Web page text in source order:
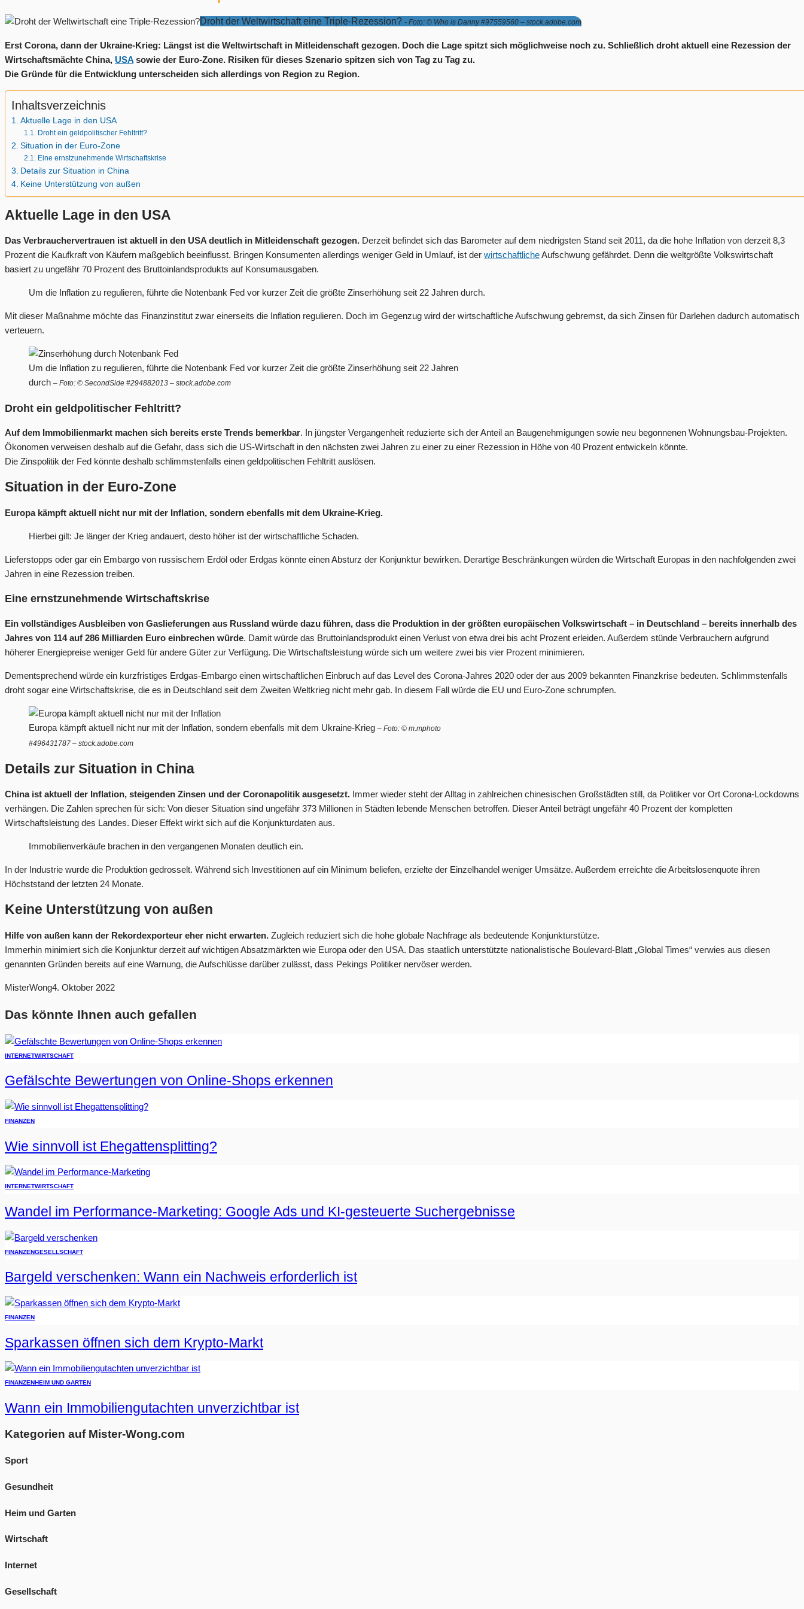
Droht der Weltwirtschaft eine Triple-Rezession? - Foto: © Who is Danny #97559560 – stock.adobe.com
Erst Corona, dann der Ukraine-Krieg: Längst ist die Weltwirtschaft in Mitleidenschaft gezogen. Doch die Lage spitzt sich möglichweise noch zu. Schließlich droht aktuell eine Rezession der
Wirtschaftsmächte China, USA sowie der Euro-Zone. Risiken für dieses Szenario spitzen sich von Tag zu Tag zu.
Die Gründe für die Entwicklung unterscheiden sich allerdings von Region zu Region.
Inhaltsverzeichnis
Aktuelle Lage in den USA
Droht ein geldpolitischer Fehltritt?
Situation in der Euro-Zone
Eine ernstzunehmende Wirtschaftskrise
Details zur Situation in China
Keine Unterstützung von außen
Aktuelle Lage in den USA
Das Verbrauchervertrauen ist aktuell in den USA deutlich in Mitleidenschaft gezogen. Derzeit befindet sich das Barometer auf dem niedrigsten Stand seit 2011, da die hohe Inflation von derzeit 8,3
Prozent die Kaufkraft von Käufern maßgeblich beeinflusst. Bringen Konsumenten allerdings weniger Geld in Umlauf, ist der wirtschaftlicheAufschwung gefährdet. Denn die weltgrößte Volkswirtschaft
basiert zu ungefähr 70 Prozent des Bruttoinlandsprodukts auf Konsumausgaben.
Um die Inflation zu regulieren, führte die Notenbank Fed vor kurzer Zeit die größte Zinserhöhung seit 22 Jahren durch.
Mit dieser Maßnahme möchte das Finanzinstitut zwar einerseits die Inflation regulieren. Doch im Gegenzug wird der wirtschaftliche Aufschwung gebremst, da sich Zinsen für Darlehen dadurch automatisch
verteuern.
Um die Inflation zu regulieren, führte die Notenbank Fed vor kurzer Zeit die größte Zinserhöhung seit 22 Jahren
durch – Foto: © SecondSide #294882013 – stock.adobe.com
Droht ein geldpolitischer Fehltritt?
Auf dem Immobilienmarkt machen sich bereits erste Trends bemerkbar. In jüngster Vergangenheit reduzierte sich der Anteil an Baugenehmigungen sowie neu begonnenen Wohnungsbau-Projekten.
Ökonomen verweisen deshalb auf die Gefahr, dass sich die US-Wirtschaft in den nächsten zwei Jahren zu einer zu einer Rezession in Höhe von 40 Prozent entwickeln könnte.
Die Zinspolitik der Fed könnte deshalb schlimmstenfalls einen geldpolitischen Fehltritt auslösen.
Situation in der Euro-Zone
Europa kämpft aktuell nicht nur mit der Inflation, sondern ebenfalls mit dem Ukraine-Krieg.
Hierbei gilt: Je länger der Krieg andauert, desto höher ist der wirtschaftliche Schaden.
Lieferstopps oder gar ein Embargo von russischem Erdöl oder Erdgas könnte einen Absturz der Konjunktur bewirken. Derartige Beschränkungen würden die Wirtschaft Europas in den nachfolgenden zwei
Jahren in eine Rezession treiben.
Eine ernstzunehmende Wirtschaftskrise
Ein vollständiges Ausbleiben von Gaslieferungen aus Russland würde dazu führen, dass die Produktion in der größten europäischen Volkswirtschaft – in Deutschland – bereits innerhalb des
Jahres von 114 auf 286 Milliarden Euro einbrechen würde. Damit würde das Bruttoinlandsprodukt einen Verlust von etwa drei bis acht Prozent erleiden. Außerdem stünde Verbrauchern aufgrund
höherer Energiepreise weniger Geld für andere Güter zur Verfügung. Die Wirtschaftsleistung würde sich um weitere zwei bis vier Prozent minimieren.
Dementsprechend würde ein kurzfristiges Erdgas-Embargo einen wirtschaftlichen Einbruch auf das Level des Corona-Jahres 2020 oder der aus 2009 bekannten Finanzkrise bedeuten. Schlimmstenfalls
droht sogar eine Wirtschaftskrise, die es in Deutschland seit dem Zweiten Weltkrieg nicht mehr gab. In diesem Fall würde die EU und Euro-Zone schrumpfen.
Europa kämpft aktuell nicht nur mit der Inflation, sondern ebenfalls mit dem Ukraine-Krieg – Foto: © m.mphoto
#496431787 – stock.adobe.com
Details zur Situation in China
China ist aktuell der Inflation, steigenden Zinsen und der Coronapolitik ausgesetzt. Immer wieder steht der Alltag in zahlreichen chinesischen Großstädten still, da Politiker vor Ort Corona-Lockdowns
verhängen. Die Zahlen sprechen für sich: Von dieser Situation sind ungefähr 373 Millionen in Städten lebende Menschen betroffen. Dieser Anteil beträgt ungefähr 40 Prozent der kompletten
Wirtschaftsleistung des Landes. Dieser Effekt wirkt sich auf die Konjunkturdaten aus.
Immobilienverkäufe brachen in den vergangenen Monaten deutlich ein.
In der Industrie wurde die Produktion gedrosselt. Während sich Investitionen auf ein Minimum beliefen, erzielte der Einzelhandel weniger Umsätze. Außerdem erreichte die Arbeitslosenquote ihren
Höchststand der letzten 24 Monate.
Keine Unterstützung von außen
Hilfe von außen kann der Rekordexporteur eher nicht erwarten. Zugleich reduziert sich die hohe globale Nachfrage als bedeutende Konjunkturstütze.
Immerhin minimiert sich die Konjunktur derzeit auf wichtigen Absatzmärkten wie Europa oder den USA. Das staatlich unterstützte nationalistische Boulevard-Blatt „Global Times“ verwies aus diesen
genannten Gründen bereits auf eine Warnung, die Aufschlüsse darüber zulässt, dass Pekings Politiker nervöser werden.
MisterWong4. Oktober 2022
Das könnte Ihnen auch gefallen
INTERNETWIRTSCHAFT
Gefälschte Bewertungen von Online-Shops erkennen
FINANZEN
Wie sinnvoll ist Ehegattensplitting?
INTERNETWIRTSCHAFT
Wandel im Performance-Marketing: Google Ads und KI-gesteuerte Suchergebnisse
FINANZENGESELLSCHAFT
Bargeld verschenken: Wann ein Nachweis erforderlich ist
FINANZEN
Sparkassen öffnen sich dem Krypto-Markt
FINANZENHEIM UND GARTEN
Wann ein Immobiliengutachten unverzichtbar ist
Kategorien auf Mister-Wong.com
Sport
Gesundheit
Heim und Garten
Wirtschaft
Internet
Gesellschaft